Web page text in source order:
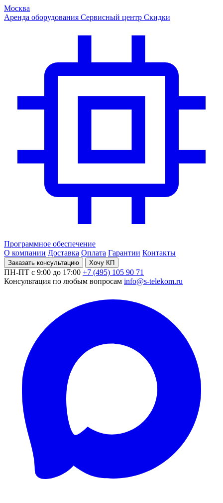
Москва
Аренда оборудования Сервисный центр Скидки
Программное обеспечение
О компании Доставка Оплата Гарантии Контакты
Заказать консультацию Хочу КП
ПН-ПТ с 9:00 до 17:00 +7 (495) 105 90 71
Консультация по любым вопросам info@s-telekom.ru